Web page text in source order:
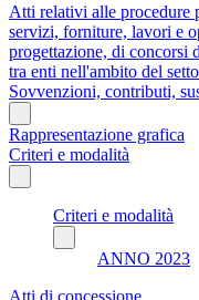
Atti relativi alle procedure
servizi, forniture, lavori e
progettazione, di concorsi
tra enti nell'ambito del
Sovvenzioni, contributi,
Rappresentazione grafica
Criteri e modalità
Criteri e modalità
ANNO 2023
Atti di concessione